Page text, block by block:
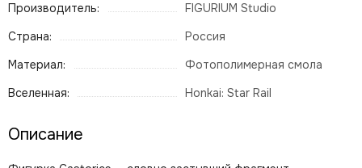
Производитель:
FIGURIUM Studio
Страна:
Россия
Материал:
Фотополимерная смола
Вселенная:
Honkai: Star Rail
Описание